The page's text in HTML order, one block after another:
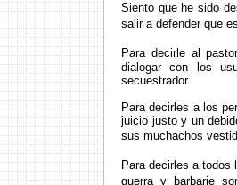
Siento que he sido
salir a defender que
Para decirle al
dialogar con los
secuestrador.
Para decirles a los
juicio justo y un
sus muchachos
Para decirles a
guerra y barbarie